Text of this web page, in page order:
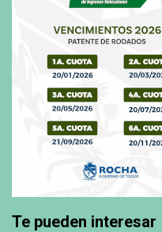
Te pueden interesar